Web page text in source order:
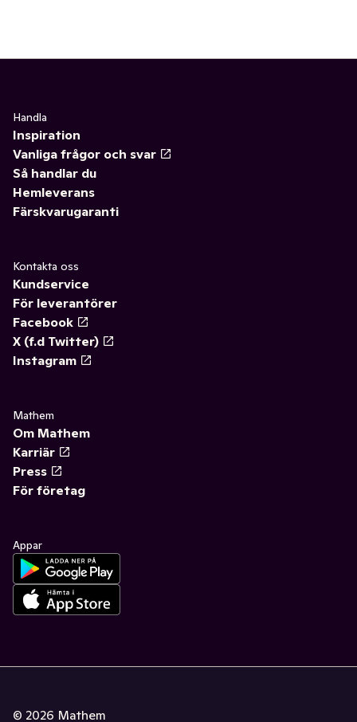
Handla
Inspiration
Vanliga frågor och svar
Så handlar du
Hemleverans
Färskvarugaranti
Kontakta oss
Kundservice
För leverantörer
Facebook
X (f.d Twitter)
Instagram
Mathem
Om Mathem
Karriär
Press
För företag
Appar
© 2026 Mathem